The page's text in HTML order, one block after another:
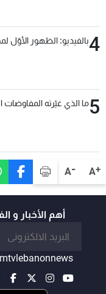
A+
A-
4بالفيديو: الظهور الأوّل
5ما الذي غيّرته المفاوضات
أهم الأخبار و